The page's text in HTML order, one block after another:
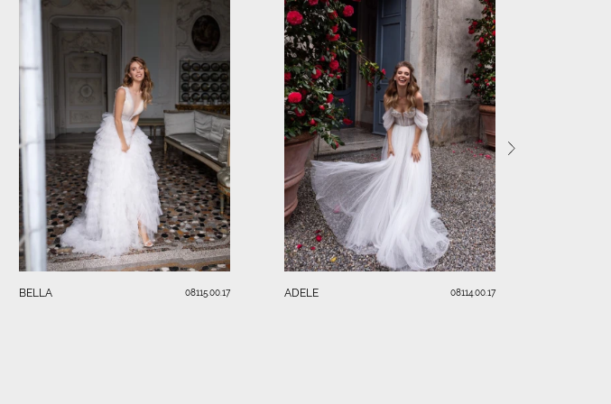
BELLA 08115.00.17 ADELE 08114.00.17